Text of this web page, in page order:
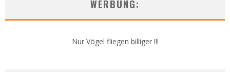
WERBUNG:
Nur Vögel fliegen billiger !!!